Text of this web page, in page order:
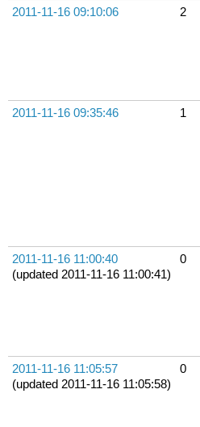
2011-11-16 09:10:06 2
2011-11-16 09:35:46
1
2011-11-16 11:00:40
(updated 2011-11-16 11:00:41)
0
2011-11-16 11:05:57
(updated 2011-11-16 11:05:58)
0